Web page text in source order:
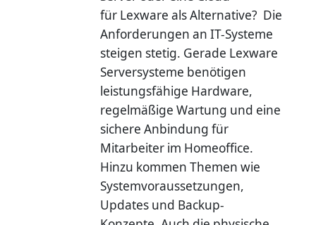
für Lexware als Alternative? Die
Anforderungen an IT-Systeme
steigen stetig. Gerade Lexware
Serversysteme benötigen
leistungsfähige Hardware,
regelmäßige Wartung und eine
sichere Anbindung für
Mitarbeiter im Homeoffice.
Hinzu kommen Themen wie
Systemvoraussetzungen,
Updates und Backup-